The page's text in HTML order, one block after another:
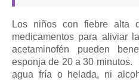
Los niños con fiebre alta
medicamentos para aliviar
acetaminofén pueden
esponja de 20 a 30 minutos.
agua fría o helada, ni